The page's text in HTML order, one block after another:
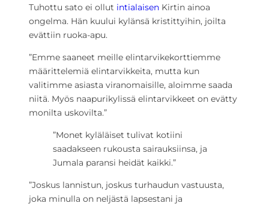
Tuhottu sato ei ollut intialaisen Kirtin ainoa
ongelma. Hän kuului kylänsä kristittyihin, joilta
evättiin ruoka-apu.
”Emme saaneet meille elintarvikekorttiemme
määrittelemiä elintarvikkeita, mutta kun
valitimme asiasta viranomaisille, aloimme saada
niitä. Myös naapurikylissä elintarvikkeet on evätty
monilta uskovilta.”
”Monet kyläläiset tulivat kotiini
saadakseen rukousta sairauksiinsa, ja
Jumala paransi heidät kaikki.”
”Joskus lannistun, joskus turhaudun vastuusta,
joka minulla on neljästä lapsestani ja